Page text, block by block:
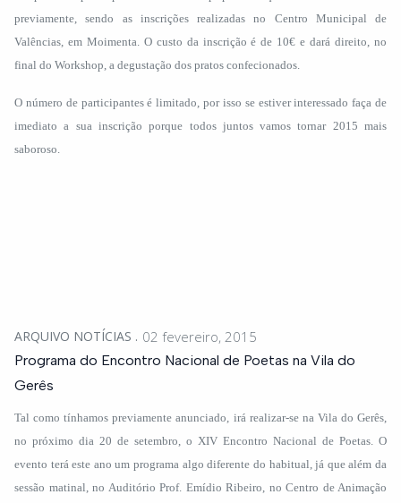
previamente, sendo as inscrições realizadas no Centro Municipal de
Valências, em Moimenta. O custo da inscrição é de 10€ e dará direito, no
final do Workshop, a degustação dos pratos confecionados.
O número de participantes é limitado, por isso se estiver interessado faça de
imediato a sua inscrição porque todos juntos vamos tornar 2015 mais
saboroso.
ARQUIVO NOTÍCIAS 02 fevereiro, 2015
Programa do Encontro Nacional de Poetas na Vila do
Gerês
Tal como tínhamos previamente anunciado, irá realizar-se na Vila do Gerês,
no próximo dia 20 de setembro, o XIV Encontro Nacional de Poetas. O
evento terá este ano um programa algo diferente do habitual, já que além da
sessão matinal, no Auditório Prof. Emídio Ribeiro, no Centro de Animação